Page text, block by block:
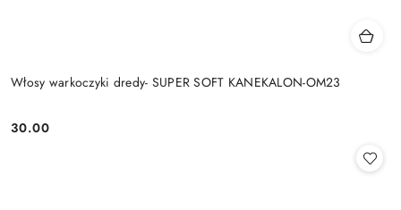
Włosy warkoczyki dredy- SUPER SOFT KANEKALON-OM23
Cena:
30.00